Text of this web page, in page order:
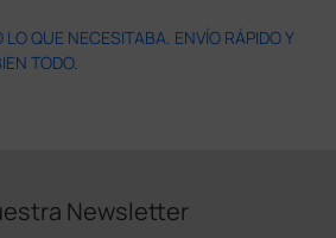
QUE NECESITABA. ENVÍO RÁPIDO Y
TODO.
Newsletter